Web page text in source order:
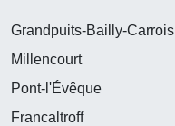
Grandpuits-Bailly-Carrois
Millencourt
Pont-l'Évêque
Francaltroff